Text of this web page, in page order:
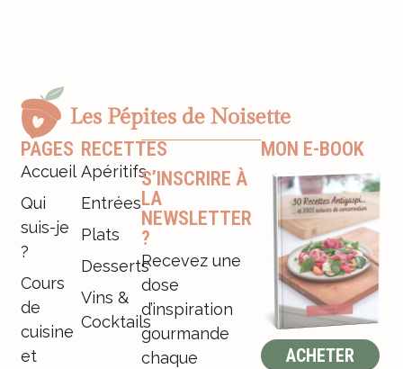
PAGES
Accueil
Qui
suis-je
?
Cours
de
cuisine
et
RECETTES
Apéritifs
Entrées
Plats
Desserts
Vins &
Cocktails
S’INSCRIRE À
LA
NEWSLETTER
?
Recevez une
dose
d’inspiration
gourmande
chaque
MON E-BOOK
ACHETER